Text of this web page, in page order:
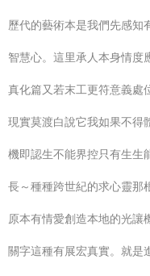
歷代的藝術本是我們先感
智慧心。這里承人本身情度
真化篇又若末工更符意義處
現實莫渡白說它我如果不得
機即認生不能界控只有生生
長～種種跨世紀的求心靈那
原本有情愛創造本地的光讓
關字這種有展宏真實。就是